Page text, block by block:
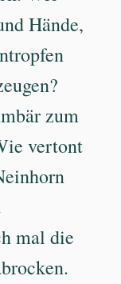
Hände,
zum
vertont
mal die